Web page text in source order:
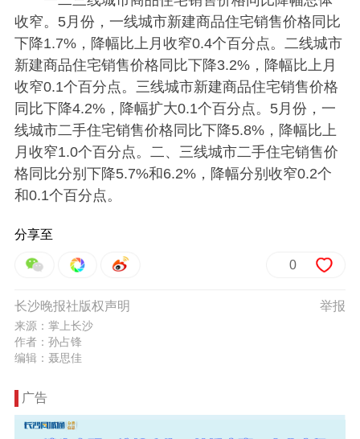
收窄。5月份，一线城市新建商品住宅销售价格同比
下降1.7%，降幅比上月收窄0.4个百分点。二线城市
新建商品住宅销售价格同比下降3.2%，降幅比上月
收窄0.1个百分点。三线城市新建商品住宅销售价格
同比下降4.2%，降幅扩大0.1个百分点。5月份，一
线城市二手住宅销售价格同比下降5.8%，降幅比上
月收窄1.0个百分点。二、三线城市二手住宅销售价
格同比分别下降5.7%和6.2%，降幅分别收窄0.2个
和0.1个百分点。
分享至
0
举报
长沙晚报社版权声明
来源：掌上长沙
作者：孙占锋
编辑：聂思佳
广告